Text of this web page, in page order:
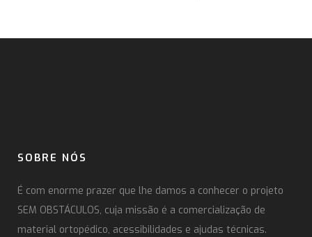
SOBRE NÓS
É com enorme prazer que lhe damos a conhecer o projeto
SEM OBSTÁCULOS, cuja missão é a comercialização de
material ortopédico, acessibilidades e ajudas técnicas.